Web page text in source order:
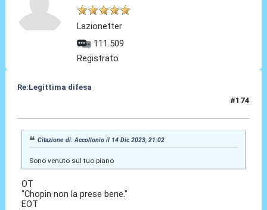
Lazionetter
111.509
Registrato
Re:Legittima difesa
#174
Citazione di: Accollonio il 14 Dic 2023, 21:02
Sono venuto sul tuo piano
OT
"Chopin non la prese bene."
EOT